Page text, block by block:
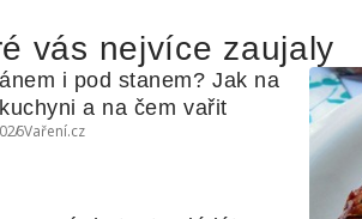
vás nejvíce zaujaly
i pod stanem? Jak na
a na čem vařit
Vaření.cz